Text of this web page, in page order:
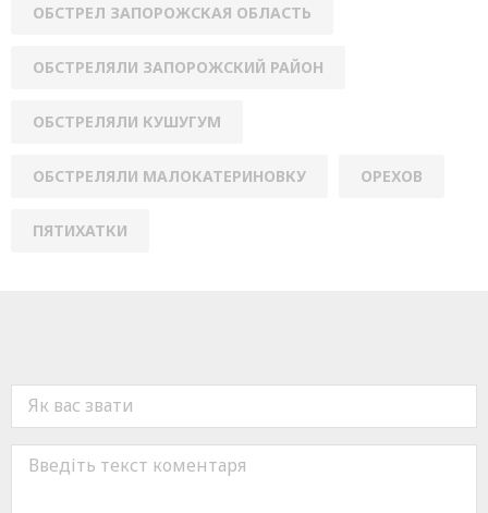
ОБСТРЕЛ ЗАПОРОЖСКАЯ ОБЛАСТЬ
ОБСТРЕЛЯЛИ ЗАПОРОЖСКИЙ РАЙОН
ОБСТРЕЛЯЛИ КУШУГУМ
ОБСТРЕЛЯЛИ МАЛОКАТЕРИНОВКУ ОРЕХОВ
ПЯТИХАТКИ